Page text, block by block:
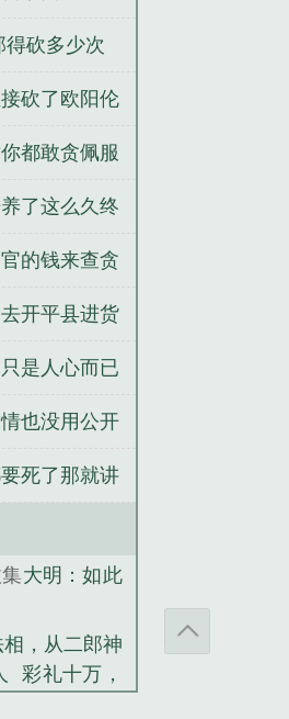
砍多少次
砍了欧阳伦
都敢贪佩服
了这么久终
的钱来查贪
开平县进货
是人心而已
也没用公开
死了那就讲
大明：如此
，从二郎神
彩礼十万，